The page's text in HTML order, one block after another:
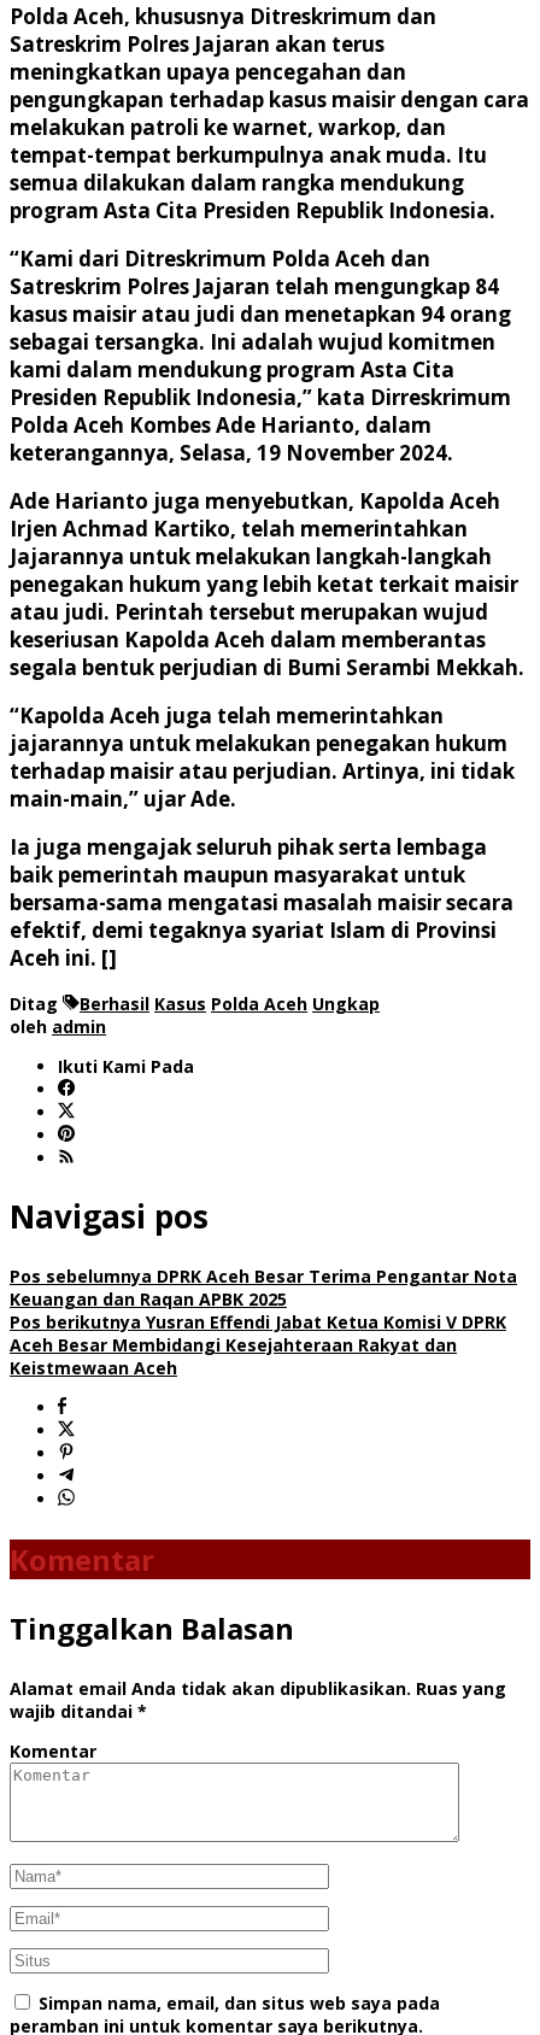
Polda Aceh, khususnya Ditreskrimum dan
Satreskrim Polres Jajaran akan terus
meningkatkan upaya pencegahan dan
pengungkapan terhadap kasus maisir dengan cara
melakukan patroli ke warnet, warkop, dan
tempat-tempat berkumpulnya anak muda. Itu
semua dilakukan dalam rangka mendukung
program Asta Cita Presiden Republik Indonesia.
“Kami dari Ditreskrimum Polda Aceh dan
Satreskrim Polres Jajaran telah mengungkap 84
kasus maisir atau judi dan menetapkan 94 orang
sebagai tersangka. Ini adalah wujud komitmen
kami dalam mendukung program Asta Cita
Presiden Republik Indonesia,” kata Dirreskrimum
Polda Aceh Kombes Ade Harianto, dalam
keterangannya, Selasa, 19 November 2024.
Ade Harianto juga menyebutkan, Kapolda Aceh
Irjen Achmad Kartiko, telah memerintahkan
Jajarannya untuk melakukan langkah-langkah
penegakan hukum yang lebih ketat terkait maisir
atau judi. Perintah tersebut merupakan wujud
keseriusan Kapolda Aceh dalam memberantas
segala bentuk perjudian di Bumi Serambi Mekkah.
“Kapolda Aceh juga telah memerintahkan
jajarannya untuk melakukan penegakan hukum
terhadap maisir atau perjudian. Artinya, ini tidak
main-main,” ujar Ade.
Ia juga mengajak seluruh pihak serta lembaga
baik pemerintah maupun masyarakat untuk
bersama-sama mengatasi masalah maisir secara
efektif, demi tegaknya syariat Islam di Provinsi
Aceh ini. []
Ditag Berhasil Kasus Polda Aceh Ungkap
oleh admin
Ikuti Kami Pada
Navigasi pos
Pos sebelumnya DPRK Aceh Besar Terima Pengantar Nota
Keuangan dan Raqan APBK 2025
Pos berikutnya Yusran Effendi Jabat Ketua Komisi V DPRK
Aceh Besar Membidangi Kesejahteraan Rakyat dan
Keistmewaan Aceh
Komentar
Tinggalkan Balasan
Alamat email Anda tidak akan dipublikasikan. Ruas yang
wajib ditandai *
Komentar
Simpan nama, email, dan situs web saya pada
peramban ini untuk komentar saya berikutnya.